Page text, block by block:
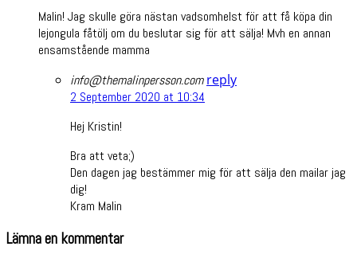
Malin! Jag skulle göra nästan vadsomhelst för att få köpa din
lejongula fåtölj om du beslutar sig för att sälja! Mvh en annan
ensamstående mamma
info@themalinpersson.com reply
2 September 2020 at 10:34
Hej Kristin!
Bra att veta;)
Den dagen jag bestämmer mig för att sälja den mailar jag
dig!
Kram Malin
Lämna en kommentar